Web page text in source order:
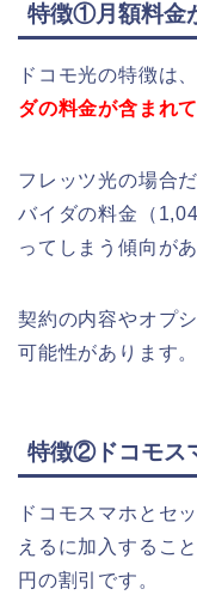
特徴①月額料金
ドコモ光の特徴は、
ダの料金が含まれ
フレッツ光の場合
バイダの料金（
ってしまう傾向があ
契約の内容やオプ
可能性があります。
特徴②ドコモス
ドコモスマホとセ
えるに加入するこ
円の割引です。